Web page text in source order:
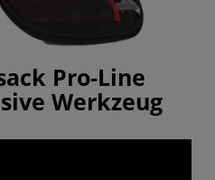
Pro-Line
Werkzeug